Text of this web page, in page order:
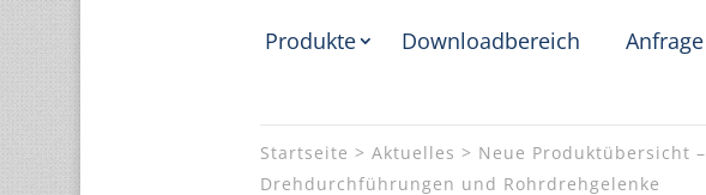
Produkte Downloadbereich Anfrage
Startseite Aktuelles
Neue Produktübersicht –
Drehdurchführungen und Rohrdrehgelenke